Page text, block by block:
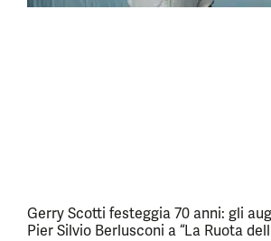
Gerry Scotti festeggia 70 anni: gli
Pier Silvio Berlusconi a “La Ruota